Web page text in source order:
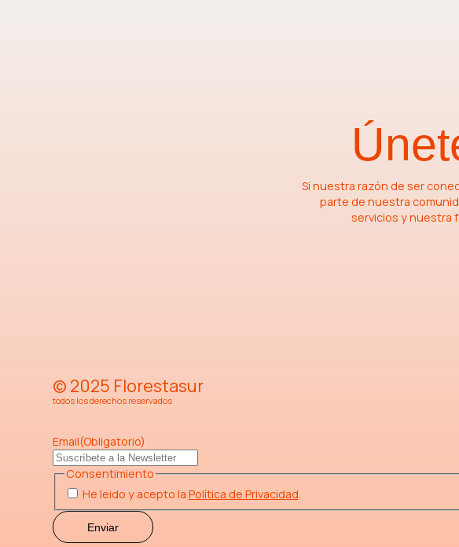
Si nuestra razón de ser
parte de nuestra
servicios y nuestra
Email(Obligatorio)
Consentimiento
He leido y acepto la Política de Privacidad
© 2025 Florestasur
todos los derechos reservados